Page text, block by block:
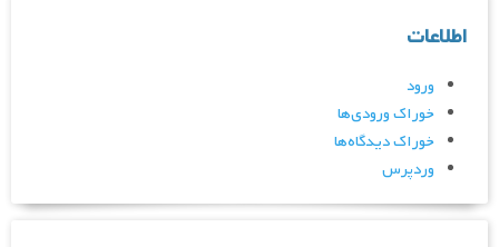
اطلاعات
ورود
خوراک ورودی‌ها
خوراک دیدگاه‌ها
وردپرس